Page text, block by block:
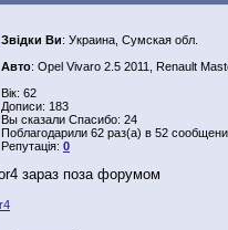
Звідки Ви: Украина, Сумская обл.
Авто: Opel Vivaro 2.5 2011, Renault
Вік: 62
Дописи: 183
Вы сказали Спасибо: 24
Поблагодарили 62 раз(а) в 52
Репутація: 0